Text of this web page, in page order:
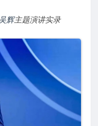
辉主题演讲实录